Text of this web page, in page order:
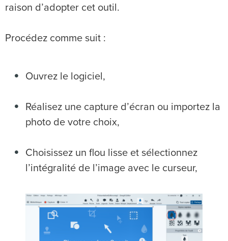
raison d’adopter cet outil.
Procédez comme suit :
Ouvrez le logiciel,
Réalisez une capture d’écran ou importez la
photo de votre choix,
Choisissez un flou lisse et sélectionnez
l’intégralité de l’image avec le curseur,